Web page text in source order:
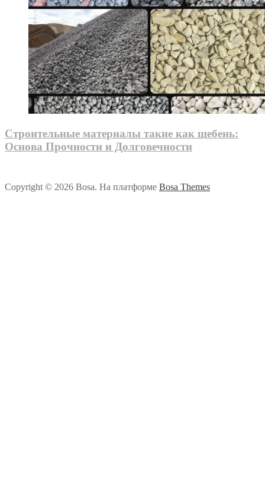
Строительные материалы такие как щебень:
Основа Прочности и Долговечности
Copyright © 2026 Bosa. На платформе Bosa Themes